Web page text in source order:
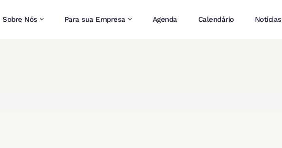
Sobre Nós Para sua Empresa Agenda Calendário Notícias